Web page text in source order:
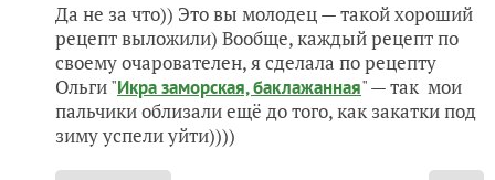
Да не за что)) Это вы молодец — такой хороший
рецепт выложили) Вообще, каждый рецепт по
своему очарователен, я сделала по рецепту
Ольги "Икра заморская, баклажанная" — так мои
пальчики облизали ещё до того, как закатки под
зиму успели уйти))))